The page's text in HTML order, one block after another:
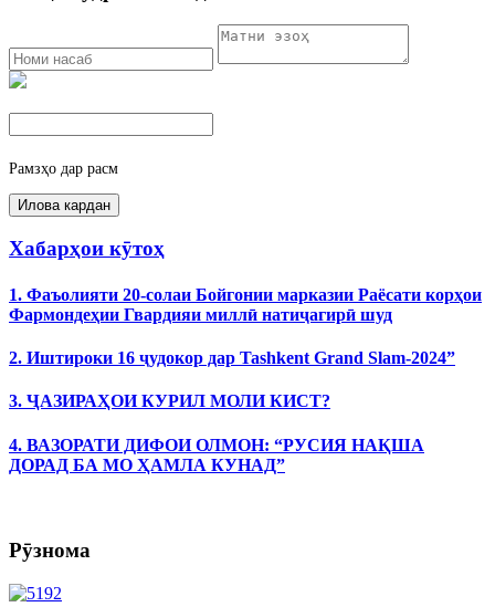
Рамзҳо дар расм
Хабарҳои кӯтоҳ
1. Фаъолияти 20-солаи Бойгонии марказии Раёсати корҳои
Фармондеҳии Гвардияи миллӣ натиҷагирӣ шуд
2. Иштироки 16 ҷудокор дар Tashkent Grand Slam-2024”
3. ҶАЗИРАҲОИ КУРИЛ МОЛИ КИСТ?
4. ВАЗОРАТИ ДИФОИ ОЛМОН: “РУСИЯ НАҚША
ДОРАД БА МО ҲАМЛА КУНАД”
Рӯзнома